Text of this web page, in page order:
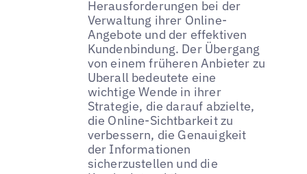
Herausforderungen bei der
Verwaltung ihrer Online-
Angebote und der effektiven
Kundenbindung. Der Übergang
von einem früheren Anbieter zu
Uberall bedeutete eine
wichtige Wende in ihrer
Strategie, die darauf abzielte,
die Online-Sichtbarkeit zu
verbessern, die Genauigkeit
der Informationen
sicherzustellen und die